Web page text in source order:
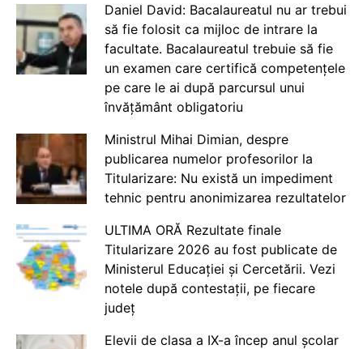
Daniel David: Bacalaureatul nu ar trebui
să fie folosit ca mijloc de intrare la
facultate. Bacalaureatul trebuie să fie
un examen care certifică competențele
pe care le ai după parcursul unui
învățământ obligatoriu
Ministrul Mihai Dimian, despre
publicarea numelor profesorilor la
Titularizare: Nu există un impediment
tehnic pentru anonimizarea rezultatelor
ULTIMA ORĂ Rezultate finale
Titularizare 2026 au fost publicate de
Ministerul Educației și Cercetării. Vezi
notele după contestații, pe fiecare
județ
Elevii de clasa a IX-a încep anul școlar